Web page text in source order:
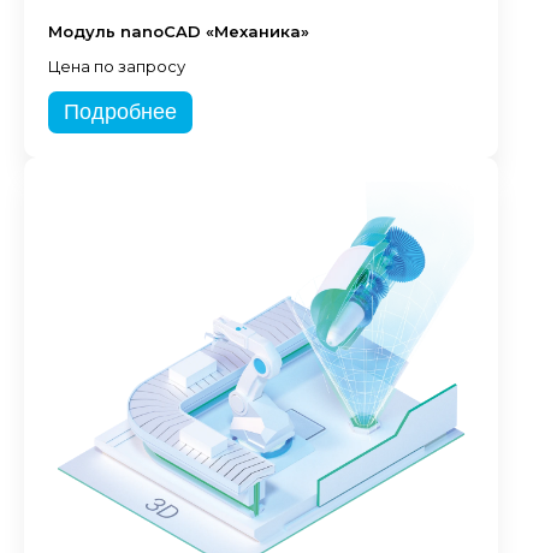
Модуль nanoCAD «Механика»
Цена по запросу
Подробнее